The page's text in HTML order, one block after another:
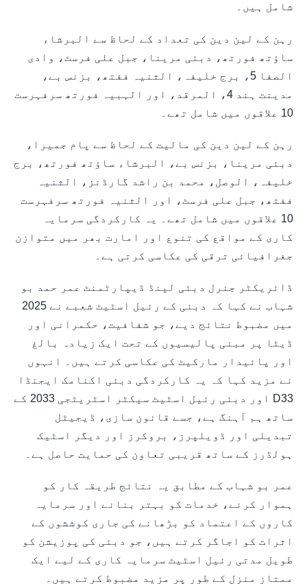
شامل ہیں۔
رہن کے لین دین کی تعداد کے لحاظ سے البرشاء
ساؤتھ فورتھ، دبئی مرینا، جبل علی فرسٹ، وادی
الصفا 5، برج خلیفہ، الثنیہ ففتھ، بزنس بے،
مدینت ہند 4، المرقد، اور الہبیہ فورتھ سرفہرست
10 علاقوں میں شامل تھے۔
رہن کے لین دین کی مالیت کے لحاظ سے پام جمیرا،
دبئی مرینا، بزنس بے، البرشاء ساؤتھ فورتھ، برج
خلیفہ، الوصل، محمد بن راشد گارڈنز، الثنیہ
ففتھ، جبل علی فرسٹ، اور الثنیہ فورتھ سرفہرست
10 علاقوں میں شامل تھے۔ یہ کارکردگی سرمایہ
کاری کے مواقع کی تنوع اور امارت بھر میں متوازن
جغرافیائی ترقی کی عکاسی کرتی ہے۔
ڈائریکٹر جنرل دبئی لینڈ ڈیپارٹمنٹ عمر حمد بو
شہاب نے کہا کہ دبئی کے رئیل اسٹیٹ شعبے نے 2025
میں مضبوط نتائج دیے، جو شفافیت، حکمرانی اور
ڈیٹا پر مبنی پالیسیوں کے تحت ایک زیادہ بالغ
اور پائیدار مارکیٹ کی عکاسی کرتے ہیں۔ انہوں
نے مزید کہا کہ یہ کارکردگی دبئی اکنامک ایجنڈا
D33 اور دبئی رئیل اسٹیٹ سیکٹر اسٹریٹجی 2033 کے
ساتھ ہم آہنگ ہے، جسے قانون سازی، ڈیجیٹل
تبدیلی اور ڈویلپرز، بروکرز اور دیگر اسٹیک
ہولڈرز کے ساتھ قریبی تعاون کی حمایت حاصل ہے۔
عمر بو شہاب کے مطابق یہ نتائج طریقہ کار کو
ہموار کرنے، خدمات کو بہتر بنانے اور سرمایہ
کاروں کے اعتماد کو بڑھانے کی جاری کوششوں کے
اثرات کو اجاگر کرتے ہیں، جو دبئی کی پوزیشن کو
طویل مدتی رئیل اسٹیٹ سرمایہ کاری کے لیے ایک
ممتاز منزل کے طور پر مزید مضبوط کرتے ہیں۔